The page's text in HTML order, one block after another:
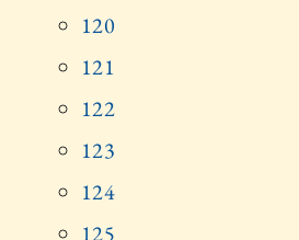
120
121
122
123
124
125